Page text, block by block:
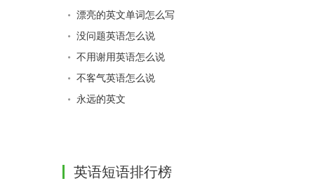
漂亮的英文单词怎么写
没问题英语怎么说
不用谢用英语怎么说
不客气英语怎么说
永远的英文
英语短语排行榜